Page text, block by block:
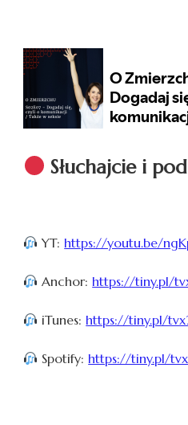
Słuchajcie i
YT: https://youtu.be/
Anchor: https://tiny.pl/
iTunes: https://tiny.pl/
Spotify: https://tiny.pl/